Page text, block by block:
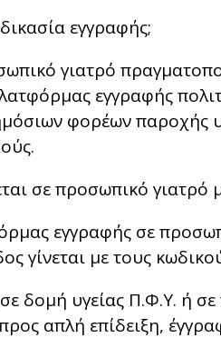
εγγραφής;
γιατρό
εγγραφής
φορέων παροχής
σε προσωπικό γιατρό
εγγραφής σε
γίνεται με τους
δομή υγείας Π.Φ.Υ. ή
απλή επίδειξη,